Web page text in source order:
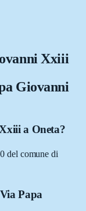
Xxiii
Giovanni
a Oneta?
del comune di
Papa